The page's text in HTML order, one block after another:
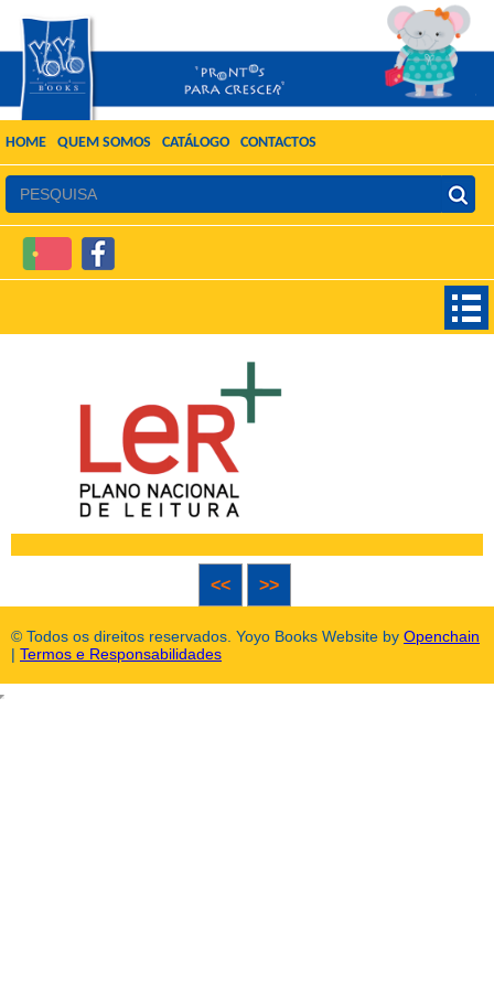
HOME QUEM SOMOS CATÁLOGO CONTACTOS
<< >>
© Todos os direitos reservados. Yoyo Books Website by Openchain
| Termos e Responsabilidades